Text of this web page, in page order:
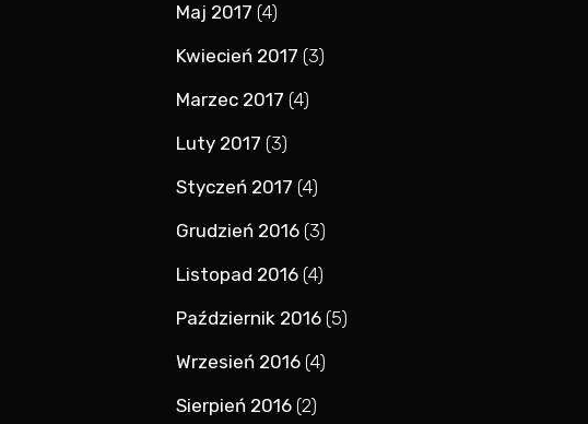
Maj 2017 (4)
Kwiecień 2017 (3)
Marzec 2017 (4)
Luty 2017 (3)
Styczeń 2017 (4)
Grudzień 2016 (3)
Listopad 2016 (4)
Październik 2016 (5)
Wrzesień 2016 (4)
Sierpień 2016 (2)